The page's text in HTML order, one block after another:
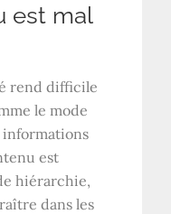
est mal
rend difficile
le mode
informations
est
hiérarchie,
dans les